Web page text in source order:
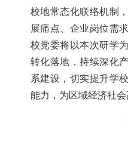
校地常态化联络机制
展痛点、企业岗位需
校党委将以本次研学
转化落地，持续深化
系建设，切实提升学
能力，为区域经济社会